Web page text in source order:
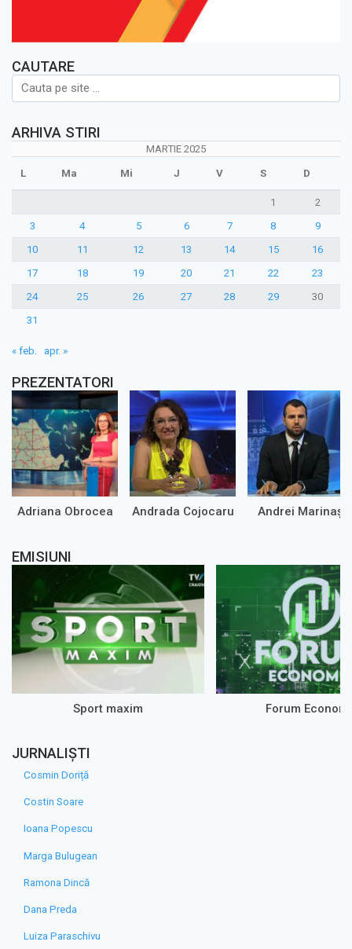
CAUTARE
ARHIVA STIRI
MARTIE 2025
L Ma Mi J V S D
1
2
3
4 5 6 7 8
9
10
11 12 13 14 15
16
17
18 19 20 21 22
23
24
25 26 27 28 29
30
31
« feb. apr. »
PREZENTATORI
Adriana Obrocea Andrada Cojocaru Andrei Marinaș
EMISIUNI
Sport maxim Forum
JURNALIȘTI
Cosmin Doriță
Costin Soare
Ioana Popescu
Marga Bulugean
Ramona Dincă
Dana Preda
Luiza Paraschivu